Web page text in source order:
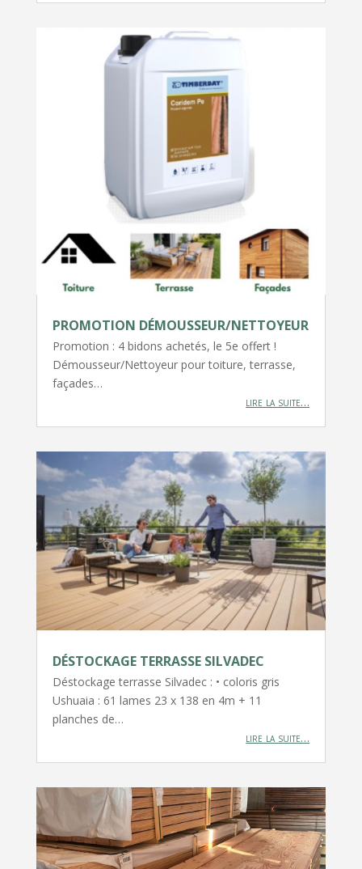
PROMOTION DÉMOUSSEUR/NETTOYEUR
Promotion : 4 bidons achetés, le 5e offert !
Démousseur/Nettoyeur pour toiture, terrasse,
façades…
lire la suite…
DÉSTOCKAGE TERRASSE SILVADEC
Déstockage terrasse Silvadec : • coloris gris
Ushuaia : 61 lames 23 x 138 en 4m + 11
planches de…
lire la suite…